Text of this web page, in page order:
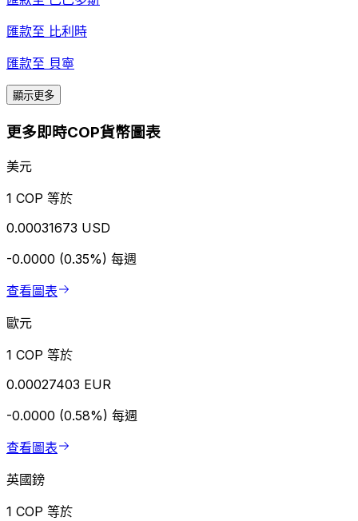
匯款至 比利時
匯款至 貝寧
顯示更多
更多即時COP貨幣圖表
美元
1 COP 等於
0.00031673 USD
-0.0000 (0.35%) 每週
查看圖表
歐元
1 COP 等於
0.00027403 EUR
-0.0000 (0.58%) 每週
查看圖表
英國鎊
1 COP 等於